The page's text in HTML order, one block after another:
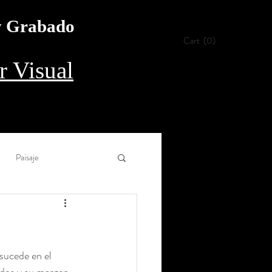
Cart (0)
Visual
Paisaje
Aguada
Procedimiento
en el